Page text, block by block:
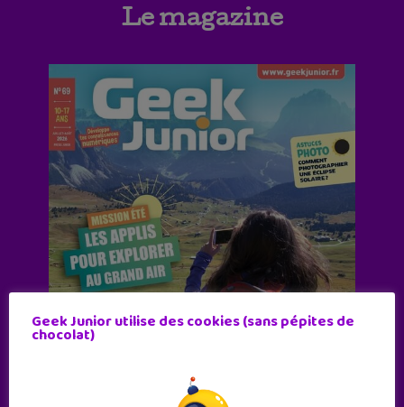
Le magazine
Geek Junior utilise des cookies (sans pépites de
chocolat)